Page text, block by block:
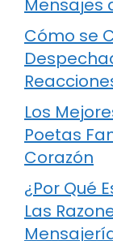
Mensajes
Cómo se
Los
Poetas
Corazón
¿Por Qué
Las